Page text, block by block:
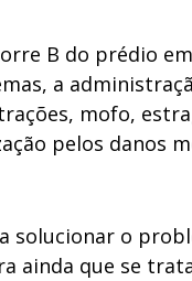
B do prédio
a
mofo,
pelos danos
solucionar o
ainda que se